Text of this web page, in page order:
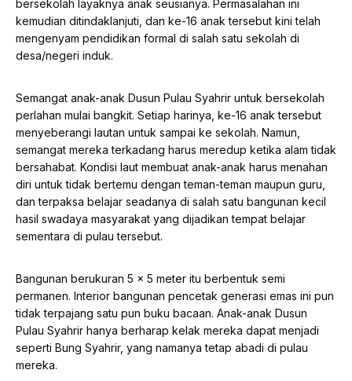
bersekolah layaknya anak seusianya. Permasalahan ini
kemudian ditindaklanjuti, dan ke-16 anak tersebut kini telah
mengenyam pendidikan formal di salah satu sekolah di
desa/negeri induk.
Semangat anak-anak Dusun Pulau Syahrir untuk bersekolah
perlahan mulai bangkit. Setiap harinya, ke-16 anak tersebut
menyeberangi lautan untuk sampai ke sekolah. Namun,
semangat mereka terkadang harus meredup ketika alam tidak
bersahabat. Kondisi laut membuat anak-anak harus menahan
diri untuk tidak bertemu dengan teman-teman maupun guru,
dan terpaksa belajar seadanya di salah satu bangunan kecil
hasil swadaya masyarakat yang dijadikan tempat belajar
sementara di pulau tersebut.
Bangunan berukuran 5 x 5 meter itu berbentuk semi
permanen. Interior bangunan pencetak generasi emas ini pun
tidak terpajang satu pun buku bacaan. Anak-anak Dusun
Pulau Syahrir hanya berharap kelak mereka dapat menjadi
seperti Bung Syahrir, yang namanya tetap abadi di pulau
mereka.